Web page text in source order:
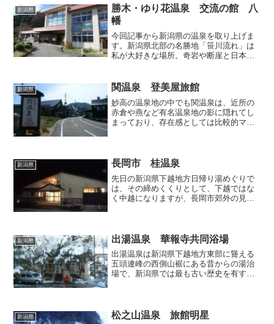
新潟県
勝木・ゆり花温泉 交流の館 八
幡
今回記事から新潟県の温泉を取り上げま
す。新潟県北部の名勝地「笹川流れ」は
私が大好きな場所。奇岩や断崖と日本海
も足を運んでいるのですが、今回はそん
な笹川流れの北の端っこ、...
新潟県 関温泉 登美屋旅館
妙高の温泉地の中でも関温泉は、近所の
赤倉や燕など有名温泉地の影に隠れてし
まっており、存在感としては比較的マイ
か入ってみることにしまし...
新潟県 長岡市 桂温泉
先日の新潟県下越地方日帰り湯めぐりで
は、その締めくくりとして、下越ではな
く中越になりますが、長岡市郊外の見附
ってしまい、一時期は休業して...
新潟県 出湯温泉 華報寺共同浴場
出湯温泉は新潟県下越地方東部に聳える
五頭連峰の西側山裾にある昔からの湯治
場で、新潟県では最も古い歴史を有する
す。弘法大師による開湯伝...
新潟県 松之山温泉 旅館明星